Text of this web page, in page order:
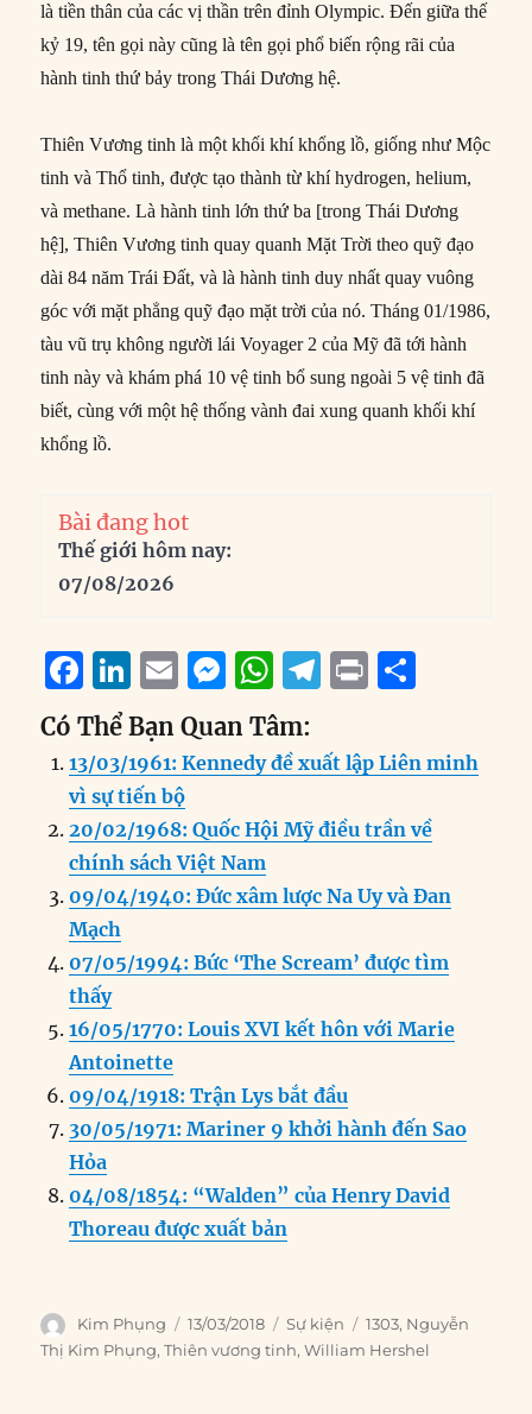
là tiền thân của các vị thần trên đỉnh Olympic. Đến giữa thế
kỷ 19, tên gọi này cũng là tên gọi phổ biến rộng rãi của
hành tinh thứ bảy trong Thái Dương hệ.
Thiên Vương tinh là một khối khí khổng lồ, giống như Mộc
tinh và Thổ tinh, được tạo thành từ khí hydrogen, helium,
và methane. Là hành tinh lớn thứ ba [trong Thái Dương
hệ], Thiên Vương tinh quay quanh Mặt Trời theo quỹ đạo
dài 84 năm Trái Đất, và là hành tinh duy nhất quay vuông
góc với mặt phẳng quỹ đạo mặt trời của nó. Tháng 01/1986,
tàu vũ trụ không người lái Voyager 2 của Mỹ đã tới hành
tinh này và khám phá 10 vệ tinh bổ sung ngoài 5 vệ tinh đã
biết, cùng với một hệ thống vành đai xung quanh khối khí
khổng lồ.
Bài đang hot
Thế giới hôm nay:
07/08/2026
F
a
c
e
b
o
o
k
Li
n
k
e
d
I
n
E
m
ai
l
M
e
ss
e
n
g
er
W
h
at
s
A
p
T
e
g
r
m
P
n
t
a
re
Có Thể Bạn Quan Tâm:
13/03/1961: Kennedy đề xuất lập Liên minh
vì sự tiến bộ
20/02/1968: Quốc Hội Mỹ điều trần về
chính sách Việt Nam
09/04/1940: Đức xâm lược Na Uy và Đan
Mạch
07/05/1994: Bức ‘The Scream’ được tìm
thấy
16/05/1770: Louis XVI kết hôn với Marie
Antoinette
09/04/1918: Trận Lys bắt đầu
30/05/1971: Mariner 9 khởi hành đến Sao
Hỏa
04/08/1854: “Walden” của Henry David
Thoreau được xuất bản
Author
Kim Phụng
Posted
on
13/03/2018 Categories
Sự kiện Tags
1303, Nguyễn
Thị Kim Phụng,Thiên vương tinh,William Hershel